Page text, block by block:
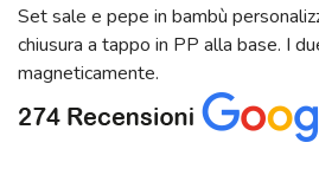
Set sale e pepe in bambù
chiusura a tappo in PP alla base. I
magneticamente.